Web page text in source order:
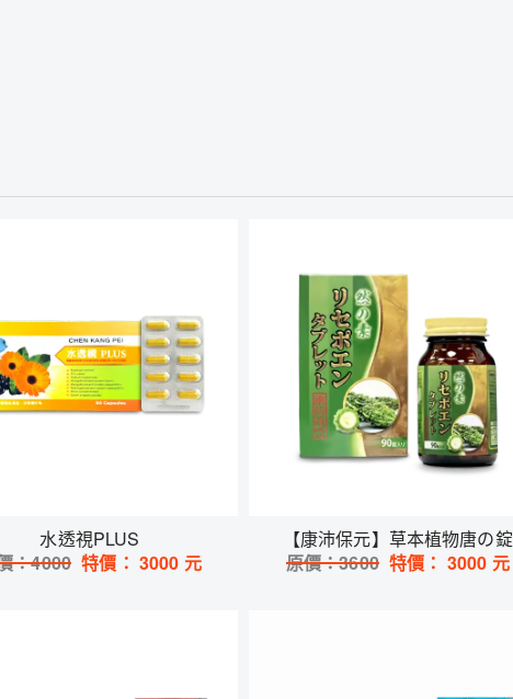
水透視PLUS
：4000 特價： 3000 元
【康沛保元】草本植物唐の錠
原價：3600 特價： 3000 元